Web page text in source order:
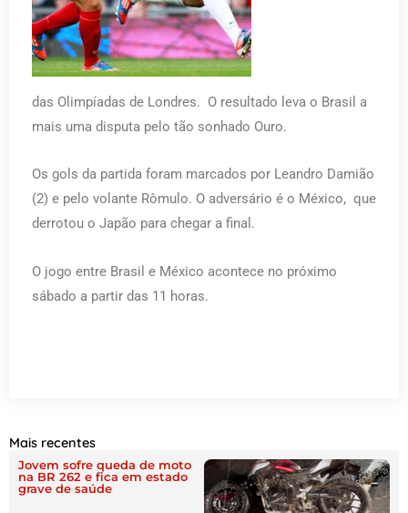
das Olimpíadas de Londres. O resultado leva o Brasil a
mais uma disputa pelo tão sonhado Ouro.
Os gols da partida foram marcados por Leandro Damião
(2) e pelo volante Rômulo. O adversário é o México, que
derrotou o Japão para chegar a final.
O jogo entre Brasil e México acontece no próximo
sábado a partir das 11 horas.
Mais recentes
Jovem sofre queda de moto
na BR 262 e fica em estado
grave de saúde